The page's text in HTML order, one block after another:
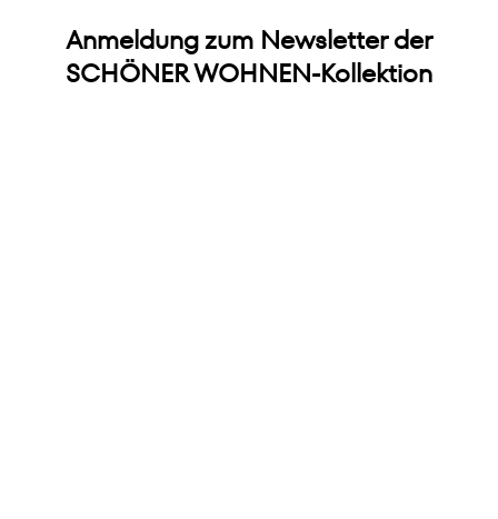
Anmeldung zum Newsletter der
SCHÖNER WOHNEN-Kollektion